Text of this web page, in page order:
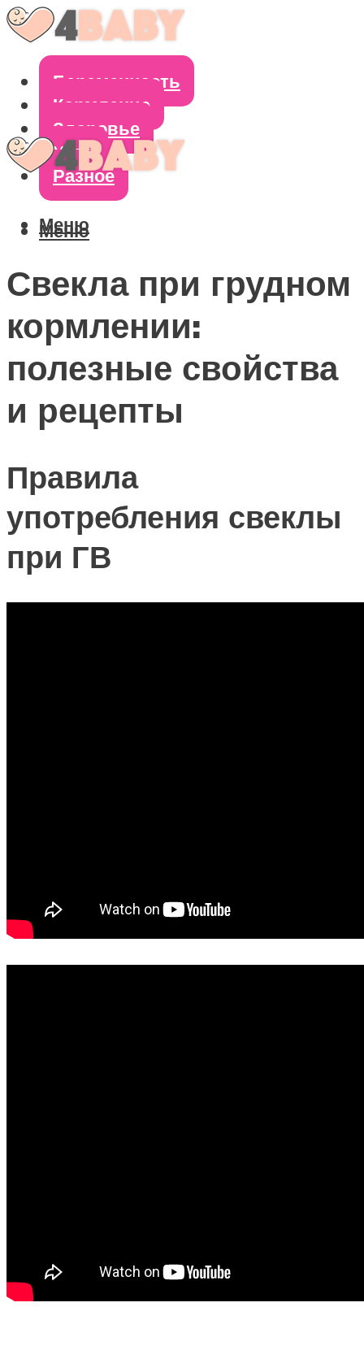
Беременность
Кормление
Здоровье
Уход
Разное
Меню
Меню
Свекла при грудном
кормлении:
полезные свойства
и рецепты
Правила
употребления свеклы
при ГВ